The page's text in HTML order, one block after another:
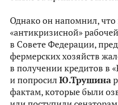
Однако он напомнил,
«антикризисной»
в Совете Федерации,
фермерских хозяйств
в получении кредитов в
и попросил Ю.Трушина
фактам, которые были